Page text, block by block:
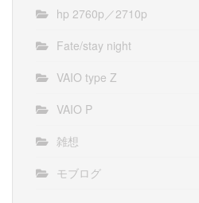
hp 2760p／2710p
Fate/stay night
VAIO type Z
VAIO P
雑想
モブログ